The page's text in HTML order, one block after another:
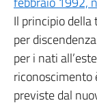
Il principio
per
per i nati
riconoscimento
previste dal